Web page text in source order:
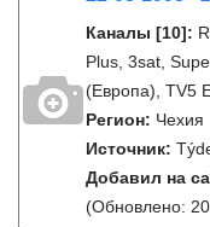
Каналы [10]:
Plus, 3sat,
(Европа), TV5
Регион: Чехия
Источник:
Добавил на
(Обновлено: